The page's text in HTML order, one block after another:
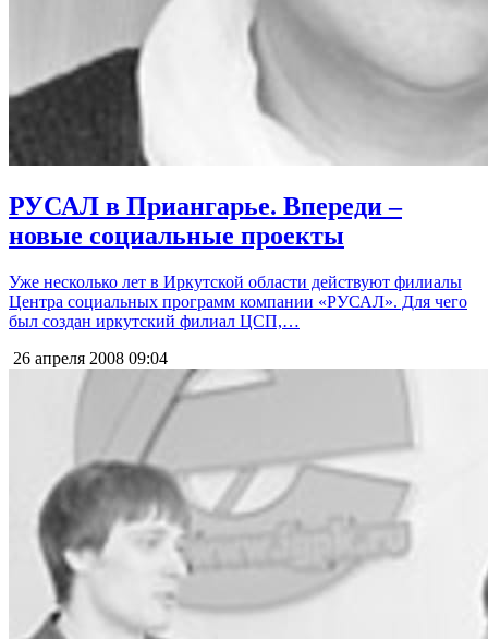
РУСАЛ в Приангарье. Впереди –
новые социальные проекты
Уже несколько лет в Иркутской области действуют филиалы
Центра социальных программ компании «РУСАЛ». Для чего
был создан иркутский филиал ЦСП,…
26 апреля 2008 09:04